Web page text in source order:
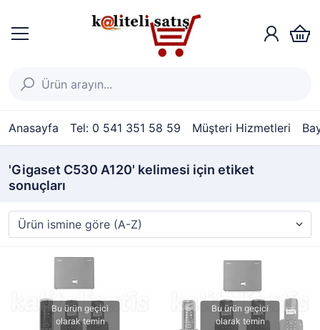
Anasayfa Tel: 0 541 351 58 59 Müşteri Hizmetleri
'Gigaset C530 A120' kelimesi için etiket
sonuçları